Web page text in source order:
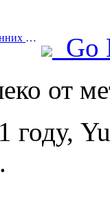
Prev:Ожидается, что за 9 дней весенних праздников более 18 миллионов человек совершат поездки в страну и из страны.
Go
от
году,